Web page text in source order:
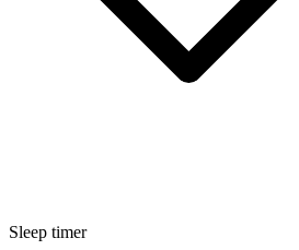
Sleep timer